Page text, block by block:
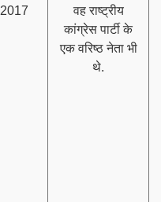
2017
वह राष्ट्रीय
कांग्रेस पार्टी के
एक वरिष्ठ नेता भी
थे.